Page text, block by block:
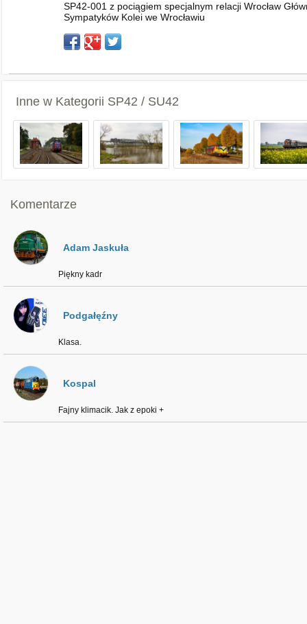
SP42-001 z pociągiem specjalnym relacji Wrocław
Sympatyków Kolei we Wrocławiu
Inne w Kategorii SP42 / SU42
Komentarze
Adam Jaskuła
Piękny kadr
Podgałęźny
Klasa.
Kospal
Fajny klimacik. Jak z epoki +